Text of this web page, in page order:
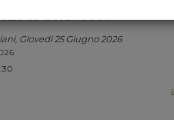
3.0.
Giovedi 25 Giugno 2026